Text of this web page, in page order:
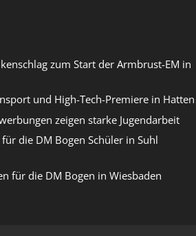
zum Start der Armbrust-EM in
und High-Tech-Premiere in Hatten
zeigen starke Jugendarbeit
die DM Bogen Schüler in Suhl
für die DM Bogen in Wiesbaden